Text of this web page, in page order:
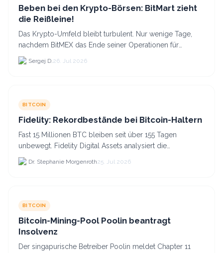
Beben bei den Krypto-Börsen: BitMart zieht
die Reißleine!
Das Krypto-Umfeld bleibt turbulent. Nur wenige Tage,
nachdem BitMEX das Ende seiner Operationen für
September 2026 bekannt gegeben hat, zieht nun die
nächste gr...
Sergej D.26. Jul 2026
BITCOIN
Fidelity: Rekordbestände bei Bitcoin-Haltern
Fast 15 Millionen BTC bleiben seit über 155 Tagen
unbewegt. Fidelity Digital Assets analysiert die
Anlegerüberzeugung trotz Kursverlusten und einem
BTC-Preis.
Dr. Stephanie Morgenroth25. Jul 2026
BITCOIN
Bitcoin-Mining-Pool Poolin beantragt
Insolvenz
Der singapurische Betreiber Poolin meldet Chapter 11